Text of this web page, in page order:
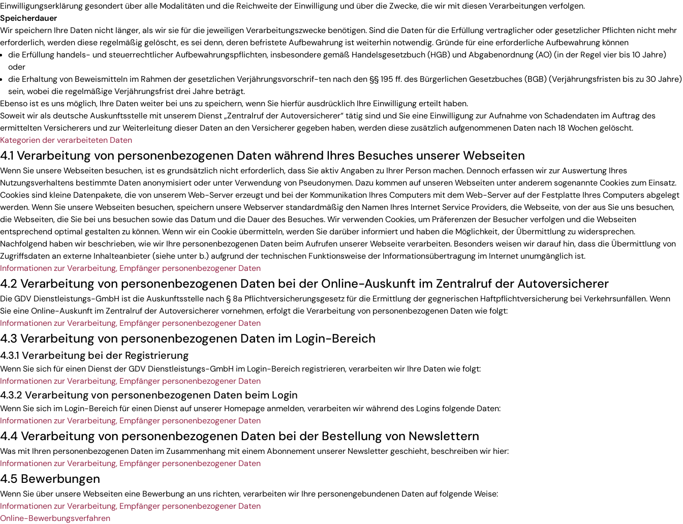
Einwilligungserklärung gesondert über alle Modalitäten und die Reichweite der Einwilligung und über die Zwecke, die wir mit diesen Verarbeitungen verfolgen.
Speicherdauer
Wir speichern Ihre Daten nicht länger, als wir sie für die jeweiligen Verarbeitungszwecke benötigen. Sind die Daten für die Erfüllung vertraglicher oder gesetzlicher Pflichten nicht mehr
erforderlich, werden diese regelmäßig gelöscht, es sei denn, deren befristete Aufbewahrung ist weiterhin notwendig. Gründe für eine erforderliche Aufbewahrung können
die Erfüllung handels- und steuerrechtlicher Aufbewahrungspflichten, insbesondere gemäß Handelsgesetzbuch (HGB) und Abgabenordnung (AO) (in der Regel vier bis 10 Jahre)
oder
die Erhaltung von Beweismitteln im Rahmen der gesetzlichen Verjährungsvorschrif-ten nach den §§ 195 ff. des Bürgerlichen Gesetzbuches (BGB) (Verjährungsfristen bis zu 30 Jahre)
sein, wobei die regelmäßige Verjährungsfrist drei Jahre beträgt.
Ebenso ist es uns möglich, Ihre Daten weiter bei uns zu speichern, wenn Sie hierfür ausdrücklich Ihre Einwilligung erteilt haben.
Soweit wir als deutsche Auskunftsstelle mit unserem Dienst „Zentralruf der Autoversicherer“ tätig sind und Sie eine Einwilligung zur Aufnahme von Schadendaten im Auftrag des
ermittelten Versicherers und zur Weiterleitung dieser Daten an den Versicherer gegeben haben, werden diese zusätzlich aufgenommenen Daten nach 18 Wochen gelöscht.
Kategorien der verarbeiteten Daten
4.1 Verarbeitung von personenbezogenen Daten während Ihres Besuches unserer Webseiten
Wenn Sie unsere Webseiten besuchen, ist es grundsätzlich nicht erforderlich, dass Sie aktiv Angaben zu Ihrer Person machen. Dennoch erfassen wir zur Auswertung Ihres
Nutzungsverhaltens bestimmte Daten anonymisiert oder unter Verwendung von Pseudonymen. Dazu kommen auf unseren Webseiten unter anderem sogenannte Cookies zum Einsatz.
Cookies sind kleine Datenpakete, die von unserem Web-Server erzeugt und bei der Kommunikation Ihres Computers mit dem Web-Server auf der Festplatte Ihres Computers abgelegt
werden. Wenn Sie unsere Webseiten besuchen, speichern unsere Webserver standardmäßig den Namen Ihres Internet Service Providers, die Webseite, von der aus Sie uns besuchen,
die Webseiten, die Sie bei uns besuchen sowie das Datum und die Dauer des Besuches. Wir verwenden Cookies, um Präferenzen der Besucher verfolgen und die Webseiten
entsprechend optimal gestalten zu können. Wenn wir ein Cookie übermitteln, werden Sie darüber informiert und haben die Möglichkeit, der Übermittlung zu widersprechen.
Nachfolgend haben wir beschrieben, wie wir Ihre personenbezogenen Daten beim Aufrufen unserer Webseite verarbeiten. Besonders weisen wir darauf hin, dass die Übermittlung von
Zugriffsdaten an externe Inhalteanbieter (siehe unter b.) aufgrund der technischen Funktionsweise der Informationsübertragung im Internet unumgänglich ist.
Informationen zur Verarbeitung, Empfänger personenbezogener Daten
4.2 Verarbeitung von personenbezogenen Daten bei der Online-Auskunft im Zentralruf der Autoversicherer
Die GDV Dienstleistungs-GmbH ist die Auskunftsstelle nach § 8a Pflichtversicherungsgesetz für die Ermittlung der gegnerischen Haftpflichtversicherung bei Verkehrsunfällen. Wenn
Sie eine Online-Auskunft im Zentralruf der Autoversicherer vornehmen, erfolgt die Verarbeitung von personenbezogenen Daten wie folgt:
Informationen zur Verarbeitung, Empfänger personenbezogener Daten
4.3 Verarbeitung von personenbezogenen Daten im Login-Bereich
4.3.1 Verarbeitung bei der Registrierung
Wenn Sie sich für einen Dienst der GDV Dienstleistungs-GmbH im Login-Bereich registrieren, verarbeiten wir Ihre Daten wie folgt:
Informationen zur Verarbeitung, Empfänger personenbezogener Daten
4.3.2 Verarbeitung von personenbezogenen Daten beim Login
Wenn Sie sich im Login-Bereich für einen Dienst auf unserer Homepage anmelden, verarbeiten wir während des Logins folgende Daten:
Informationen zur Verarbeitung, Empfänger personenbezogener Daten
4.4 Verarbeitung von personenbezogenen Daten bei der Bestellung von Newslettern
Was mit Ihren personenbezogenen Daten im Zusammenhang mit einem Abonnement unserer Newsletter geschieht, beschreiben wir hier:
Informationen zur Verarbeitung, Empfänger personenbezogener Daten
4.5 Bewerbungen
Wenn Sie über unsere Webseiten eine Bewerbung an uns richten, verarbeiten wir Ihre personengebundenen Daten auf folgende Weise:
Informationen zur Verarbeitung, Empfänger personenbezogener Daten
Online-Bewerbungsverfahren